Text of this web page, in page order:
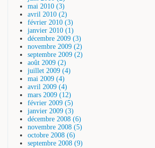
mai 2010 (3)
avril 2010 (2)
février 2010 (3)
janvier 2010 (1)
décembre 2009 (3)
novembre 2009 (2)
septembre 2009 (2)
août 2009 (2)
juillet 2009 (4)
mai 2009 (4)
avril 2009 (4)
mars 2009 (12)
février 2009 (5)
janvier 2009 (3)
décembre 2008 (6)
novembre 2008 (5)
octobre 2008 (6)
septembre 2008 (9)